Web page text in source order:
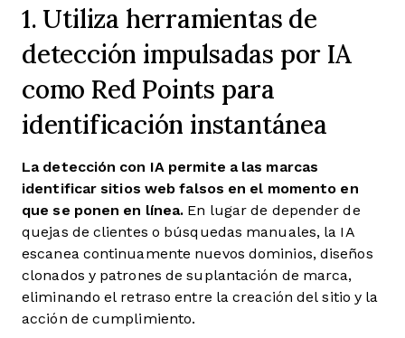
1. Utiliza herramientas de
detección impulsadas por IA
como Red Points para
identificación instantánea
La detección con IA permite a las marcas
identificar sitios web falsos en el momento en
que se ponen en línea. En lugar de depender de
quejas de clientes o búsquedas manuales, la IA
escanea continuamente nuevos dominios, diseños
clonados y patrones de suplantación de marca,
eliminando el retraso entre la creación del sitio y la
acción de cumplimiento.